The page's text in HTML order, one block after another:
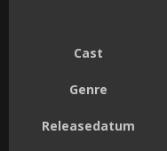
Cast
Genre
Releasedatum